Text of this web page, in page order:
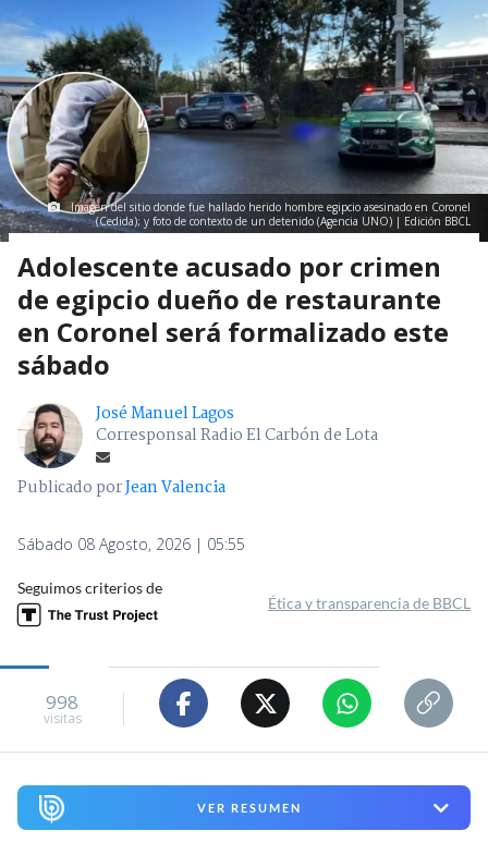
Imagen del sitio donde fue hallado herido hombre egipcio asesinado en Coronel
(Cedida); y foto de contexto de un detenido (Agencia UNO) | Edición BBCL
Adolescente acusado por crimen
de egipcio dueño de restaurante
en Coronel será formalizado este
sábado
José Manuel Lagos
Corresponsal Radio El Carbón de Lota
Publicado porJean Valencia
Sábado 08 Agosto, 2026 | 05:55
Seguimos criterios de
Ética y transparencia de BBCL
998
visitas
VER RESUMEN